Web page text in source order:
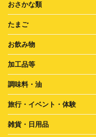
おさかな類
たまご
お飲み物
加工品等
調味料・油
旅行・イベント・体験
雑貨・日用品